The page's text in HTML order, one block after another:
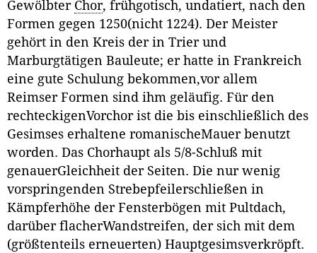
Gewölbter Chor, frühgotisch, undatiert, nach den
Formen gegen 1250(nicht 1224). Der Meister
gehört in den Kreis der in Trier und
Marburgtätigen Bauleute; er hatte in Frankreich
eine gute Schulung bekommen,vor allem
Reimser Formen sind ihm geläufig. Für den
rechteckigenVorchor ist die bis einschließlich des
Gesimses erhaltene romanischeMauer benutzt
worden. Das Chorhaupt als 5/8-Schluß mit
genauerGleichheit der Seiten. Die nur wenig
vorspringenden Strebepfeilerschließen in
Kämpferhöhe der Fensterbögen mit Pultdach,
darüber flacherWandstreifen, der sich mit dem
(größtenteils erneuerten) Hauptgesimsverkröpft.